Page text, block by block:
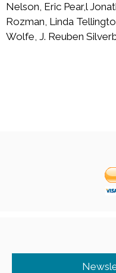
Nelson, Eric Pear,l
Rozman, Linda
Wolfe, J. Reuben